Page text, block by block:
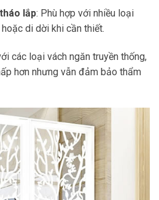
lắp: Phù hợp với nhiều loại
di dời khi cần thiết.
các loại vách ngăn truyền thống,
hơn nhưng vẫn đảm bảo thẩm